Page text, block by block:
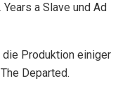
a Slave und Ad
die Produktion einiger
Departed.